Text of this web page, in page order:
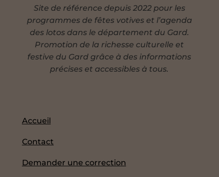
Site de référence depuis 2022 pour les
programmes de fêtes votives et l’agenda
des lotos dans le département du Gard.
Promotion de la richesse culturelle et
festive du Gard grâce à des informations
précises et accessibles à tous.
Accueil
Contact
Demander une correction